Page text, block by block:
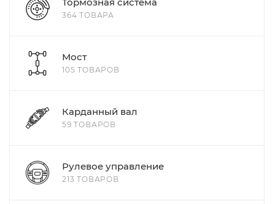
364 ТОВАРА
Мост
105 ТОВАРОВ
Карданный вал
59 ТОВАРОВ
Рулевое управление
213 ТОВАРОВ